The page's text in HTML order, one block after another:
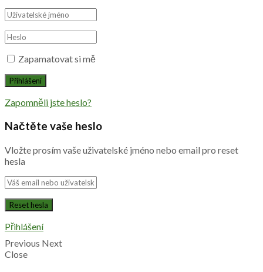
Zapamatovat si mě
Zapomněli jste heslo?
Načtěte vaše heslo
Vložte prosím vaše uživatelské jméno nebo email pro reset
hesla
Přihlášení
Previous Next
Close